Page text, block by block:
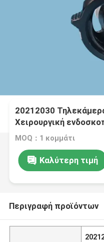
20212030
Χειρουργική
ευκρίνειας
MOQ：1 κομμάτι
Καλύτερη τιμή
Περιγραφή προϊόντων